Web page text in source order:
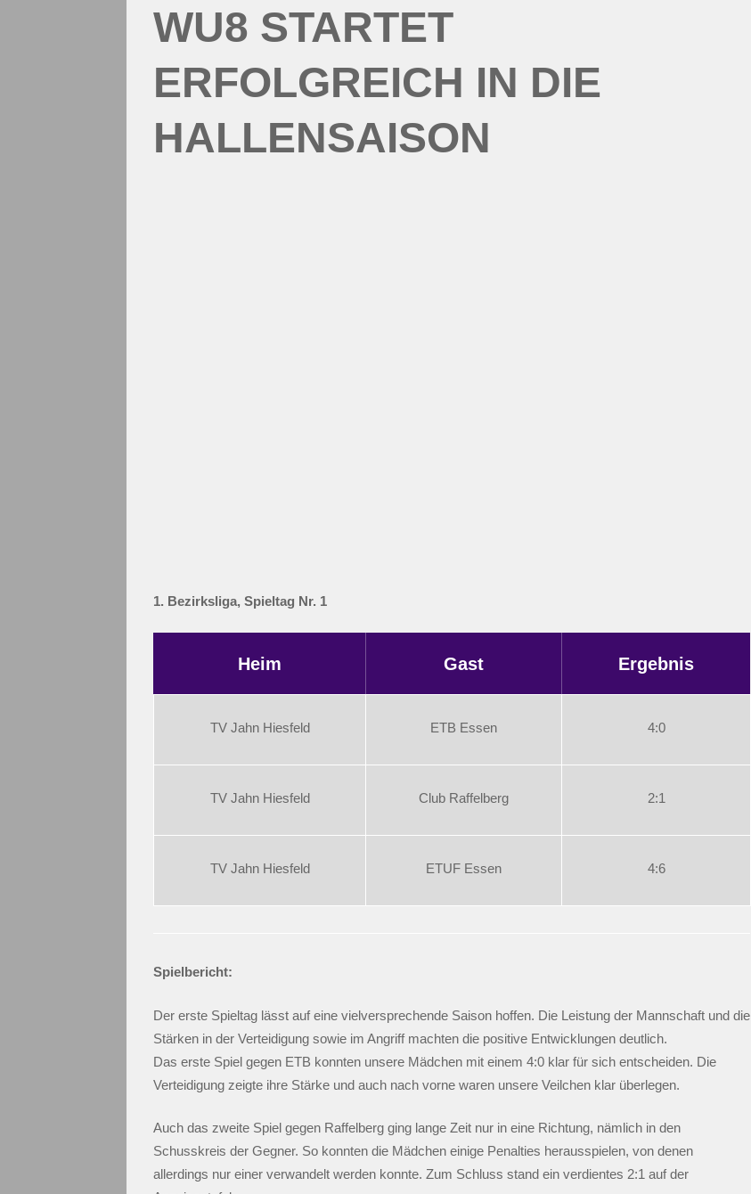
WU8 STARTET
ERFOLGREICH IN DIE
HALLENSAISON
1. Bezirksliga, Spieltag Nr. 1
Heim Gast Ergebnis
TV Jahn Hiesfeld ETB Essen 4:0
TV Jahn Hiesfeld Club Raffelberg 2:1
TV Jahn Hiesfeld ETUF Essen 4:6
Spielbericht:
Der erste Spieltag lässt auf eine vielversprechende Saison hoffen. Die Leistung der Mannschaft und die
Stärken in der Verteidigung sowie im Angriff machten die positive Entwicklungen deutlich.
Das erste Spiel gegen ETB konnten unsere Mädchen mit einem 4:0 klar für sich entscheiden. Die
Verteidigung zeigte ihre Stärke und auch nach vorne waren unsere Veilchen klar überlegen.
Auch das zweite Spiel gegen Raffelberg ging lange Zeit nur in eine Richtung, nämlich in den
Schusskreis der Gegner. So konnten die Mädchen einige Penalties herausspielen, von denen
allerdings nur einer verwandelt werden konnte. Zum Schluss stand ein verdientes 2:1 auf der